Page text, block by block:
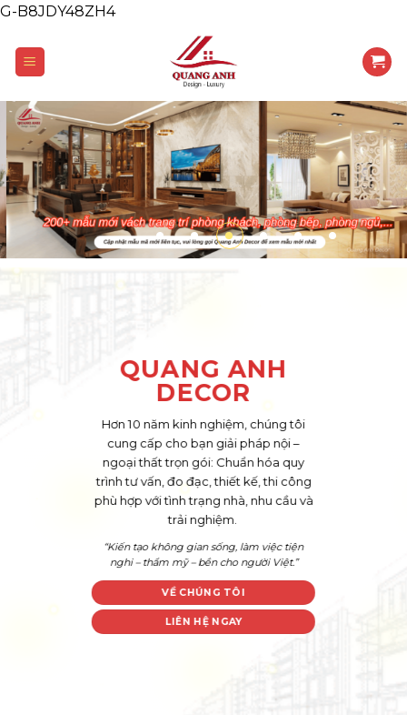
G-B8JDY48ZH4Skip
content
QUANG ANH
DECOR
Hơn 10 năm kinh nghiệm, chúng tôi
cung cấp cho bạn giải pháp nội –
ngoại thất trọn gói: Chuẩn hóa quy
trình tư vấn, đo đạc, thiết kế, thi công
phù hợpvới tình trạng nhà, nhu cầu và
trải nghiệm.
“Kiến tạo không gian sống, làm việc tiện
nghi – thẩm mỹ – bền cho người Việt.”
VỀ CHÚNG TÔI
LIÊN HỆ NGAY